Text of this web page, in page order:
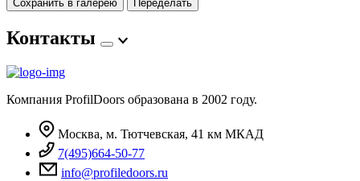
Сохранить в галерею Переделать
Контакты
Компания ProfilDoors образована в 2002 году.
Москва, м. Тютчевская, 41 км МКАД
7(495)664-50-77
info@profiledoors.ru